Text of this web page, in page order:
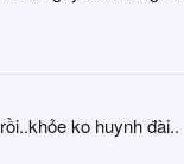
ko huynh đài..